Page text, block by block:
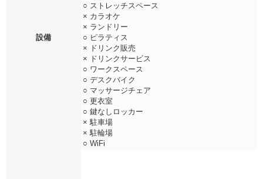
設備
○ ストレッチスペース
× カラオケ
× ランドリー
○ ピラティス
× ドリンク販売
× ドリンクサービス
○ ワークスペース
○ デスクバイク
○ マッサージチェア
○ 更衣室
○ 鍵なしロッカー
× 駐車場
× 駐輪場
○ WiFi